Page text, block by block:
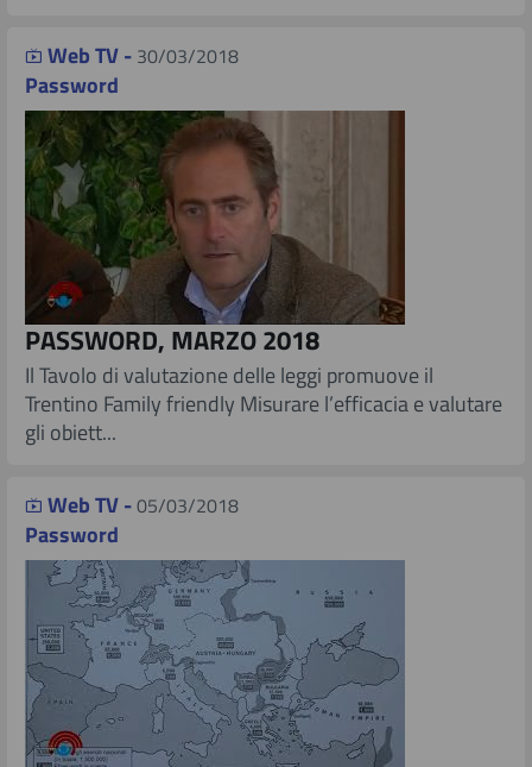
Web TV - 30/03/2018
Password
PASSWORD, MARZO 2018
​ Il Tavolo di valutazione delle leggi promuove il
Trentino Family friendly Misurare l’efficacia e valutare
gli obiett...
Web TV -05/03/2018
Password